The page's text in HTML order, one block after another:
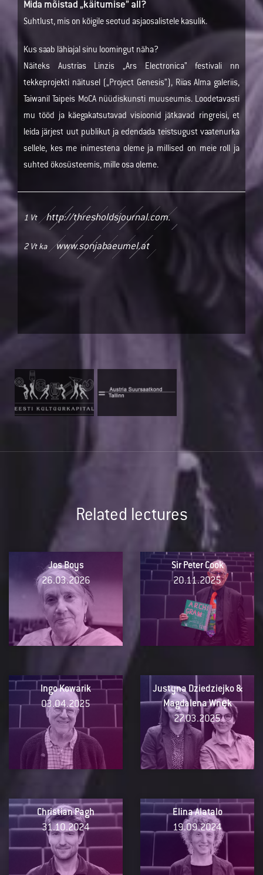
Mida mõistad „käitumise” all?
Suhtlust, mis on kõigile seotud asjaosalistele kasulik.
Kus saab lähiajal sinu loomingut näha?
Näiteks Austrias Linzis „Ars Electronica” festivali nn
tekkeprojekti näitusel („Project Genesis”), Riias Alma galeriis,
Taiwanil Taipeis MoCA nüüdiskunsti muuseumis. Loodetavasti
mu tööd ja käegakatsutavad visioonid jätkavad ringreisi, et
leida järjest uut publikut ja edendada teistsugust vaatenurka
sellele, kes me inimestena oleme ja millised on meie roll ja
suhted ökosüsteemis, mille osa oleme.
1 Vt http://thresholdsjournal.com.
2 Vt ka www.sonjabaeumel.at
Related lectures
Jos Boys
26.03.2026
Sir Peter Cook
20.11.2025
Ingo Kowarik
03.04.2025
Justyna Dziedziejko &
Magdalena Wnęk
27.03.2025
Christian Pagh
31.10.2024
Elina Alatalo
19.09.2024